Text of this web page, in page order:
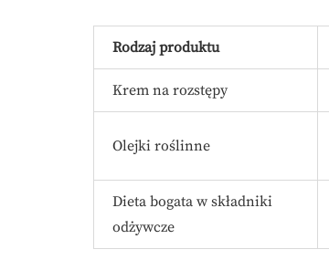
Rodzaj produktu
Krem na rozstępy
Olejki roślinne
Dieta bogata w składniki
odżywcze